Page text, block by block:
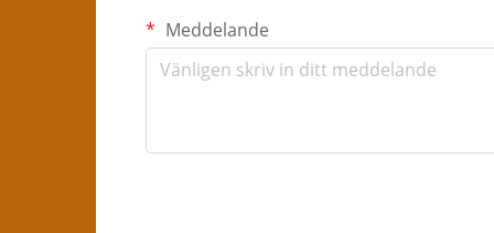
Meddelande